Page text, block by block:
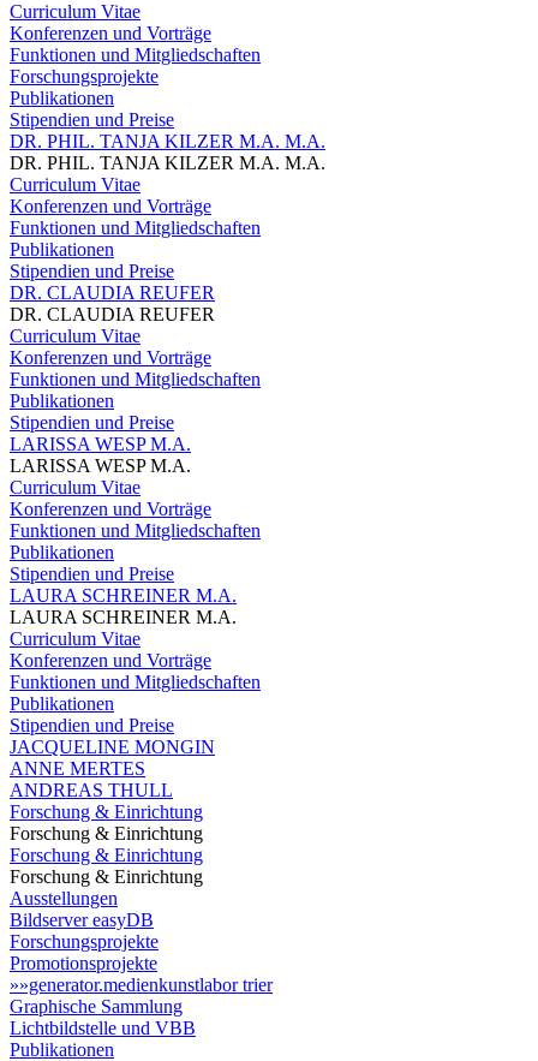
Curriculum Vitae
Konferenzen und Vorträge
Funktionen und Mitgliedschaften
Forschungsprojekte
Publikationen
Stipendien und Preise
DR. PHIL. TANJA KILZER M.A. M.A.
DR. PHIL. TANJA KILZER M.A. M.A.
Curriculum Vitae
Konferenzen und Vorträge
Funktionen und Mitgliedschaften
Publikationen
Stipendien und Preise
DR. CLAUDIA REUFER
DR. CLAUDIA REUFER
Curriculum Vitae
Konferenzen und Vorträge
Funktionen und Mitgliedschaften
Publikationen
Stipendien und Preise
LARISSA WESP M.A.
LARISSA WESP M.A.
Curriculum Vitae
Konferenzen und Vorträge
Funktionen und Mitgliedschaften
Publikationen
Stipendien und Preise
LAURA SCHREINER M.A.
LAURA SCHREINER M.A.
Curriculum Vitae
Konferenzen und Vorträge
Funktionen und Mitgliedschaften
Publikationen
Stipendien und Preise
JACQUELINE MONGIN
ANNE MERTES
ANDREAS THULL
Forschung & Einrichtung
Forschung & Einrichtung
Forschung & Einrichtung
Forschung & Einrichtung
Ausstellungen
Bildserver easyDB
Forschungsprojekte
Promotionsprojekte
»»generator.medienkunstlabor trier
Graphische Sammlung
Lichtbildstelle und VBB
Publikationen